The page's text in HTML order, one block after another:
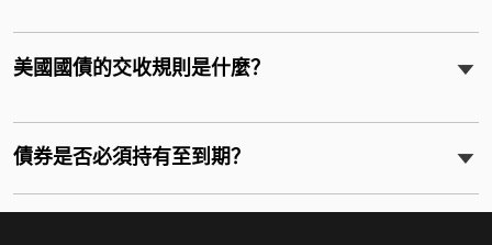
美國國債的交收規則是什麼？
債券是否必須持有至到期？